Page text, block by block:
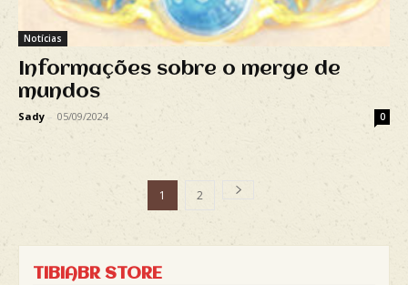
Notícias
Informações sobre o merge de
mundos
Sady - 05/09/2024 0
1 2
TIBIABR STORE